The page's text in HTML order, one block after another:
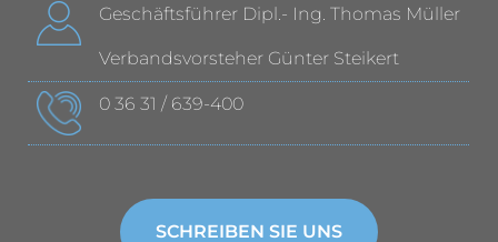
Geschäftsführer Dipl.- Ing. Thomas Müller
Verbandsvorsteher Günter Steikert
0 36 31 / 639-400
SCHREIBEN SIE UNS